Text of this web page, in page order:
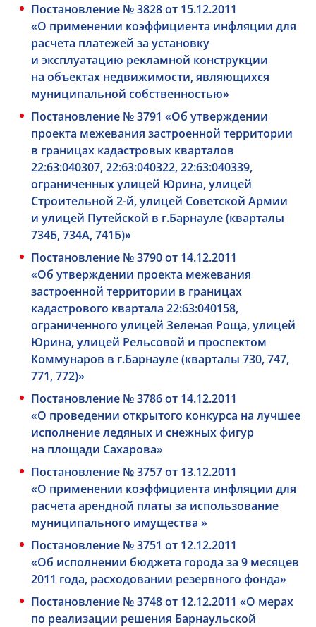
Постановление № 3828 от 15.12.2011
«О применении коэффициента инфляции для
расчета платежей за установку
и эксплуатацию рекламной конструкции
на объектах недвижимости, являющихся
муниципальной собственностью»
Постановление № 3791 «Об утверждении
проекта межевания застроенной территории
в границах кадастровых кварталов
22:63:040307, 22:63:040322, 22:63:040339,
ограниченных улицей Юрина, улицей
Строительной 2-й,улицей Советской Армии
и улицей Путейской в г.Барнауле (кварталы
734Б, 734А, 741Б)»
Постановление № 3790 от 14.12.2011
«Об утверждении проекта межевания
застроенной территории в границах
кадастрового квартала 22:63:040158,
ограниченного улицей Зеленая Роща, улицей
Юрина, улицей Рельсовой и проспектом
Коммунаров в г.Барнауле (кварталы 730, 747,
771, 772)»
Постановление № 3786 от 14.12.2011
«О проведении открытого конкурса на лучшее
исполнение ледяных и снежных фигур
на площади Сахарова»
Постановление № 3757 от 13.12.2011
«О применении коэффициента инфляции для
расчета арендной платы за использование
муниципального имущества »
Постановление № 3751 от 12.12.2011
«Об исполнении бюджета города за 9 месяцев
2011 года, расходовании резервного фонда»
Постановление № 3748 от 12.12.2011 «О мерах
по реализации решения Барнаульской